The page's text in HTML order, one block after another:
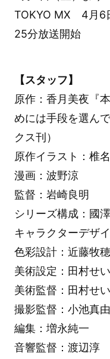
TOKYO MX 4月6
25分放送開始
【スタッフ】
原作：香月美夜『
めには手段を選ん
クス刊）
原作イラスト：椎
漫画：波野涼
監督：岩崎良明
シリーズ構成：國
キャラクターデザ
色彩設計：近藤牧穂
美術設定：田村せ
美術監督：田村せ
撮影監督：小池真
編集：増永純一
音響監督：渡辺淳